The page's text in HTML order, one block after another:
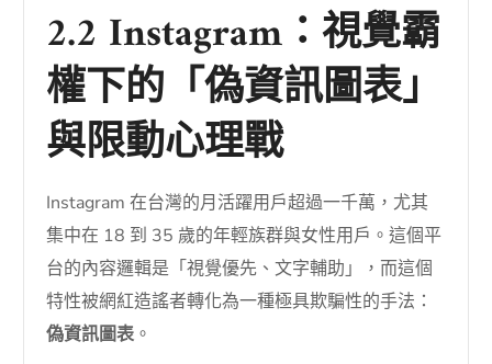
2.2 Instagram：視覺霸
權下的「偽資訊圖表」
與限動心理戰
Instagram 在台灣的月活躍用戶超過一千萬，尤其
集中在 18 到 35 歲的年輕族群與女性用戶。這個平
台的內容邏輯是「視覺優先、文字輔助」，而這個
特性被網紅造謠者轉化為一種極具欺騙性的手法：
偽資訊圖表 。